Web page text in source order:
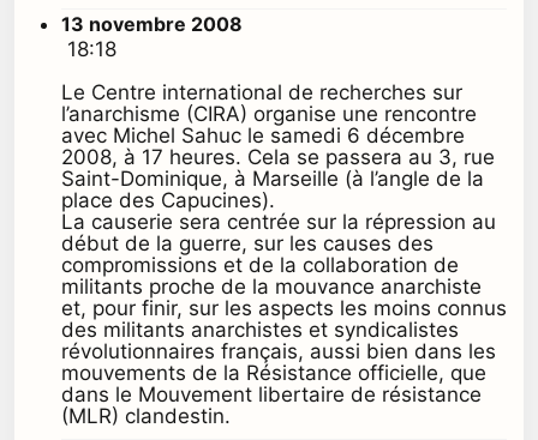
13 novembre 2008
18:18
Le Centre international de recherches sur
l’anarchisme (CIRA) organise une rencontre
avec Michel Sahuc le samedi 6 décembre
2008, à 17 heures. Cela se passera au 3, rue
Saint-Dominique, à Marseille (à l’angle de la
place des Capucines).
La causerie sera centrée sur la répression au
début de la guerre, sur les causes des
compromissions et de la collaboration de
militants proche de la mouvance anarchiste
et, pour finir, sur les aspects les moins connus
des militants anarchistes et syndicalistes
révolutionnaires français, aussi bien dans les
mouvements de la Résistance officielle, que
dans le Mouvement libertaire de résistance
(MLR) clandestin.